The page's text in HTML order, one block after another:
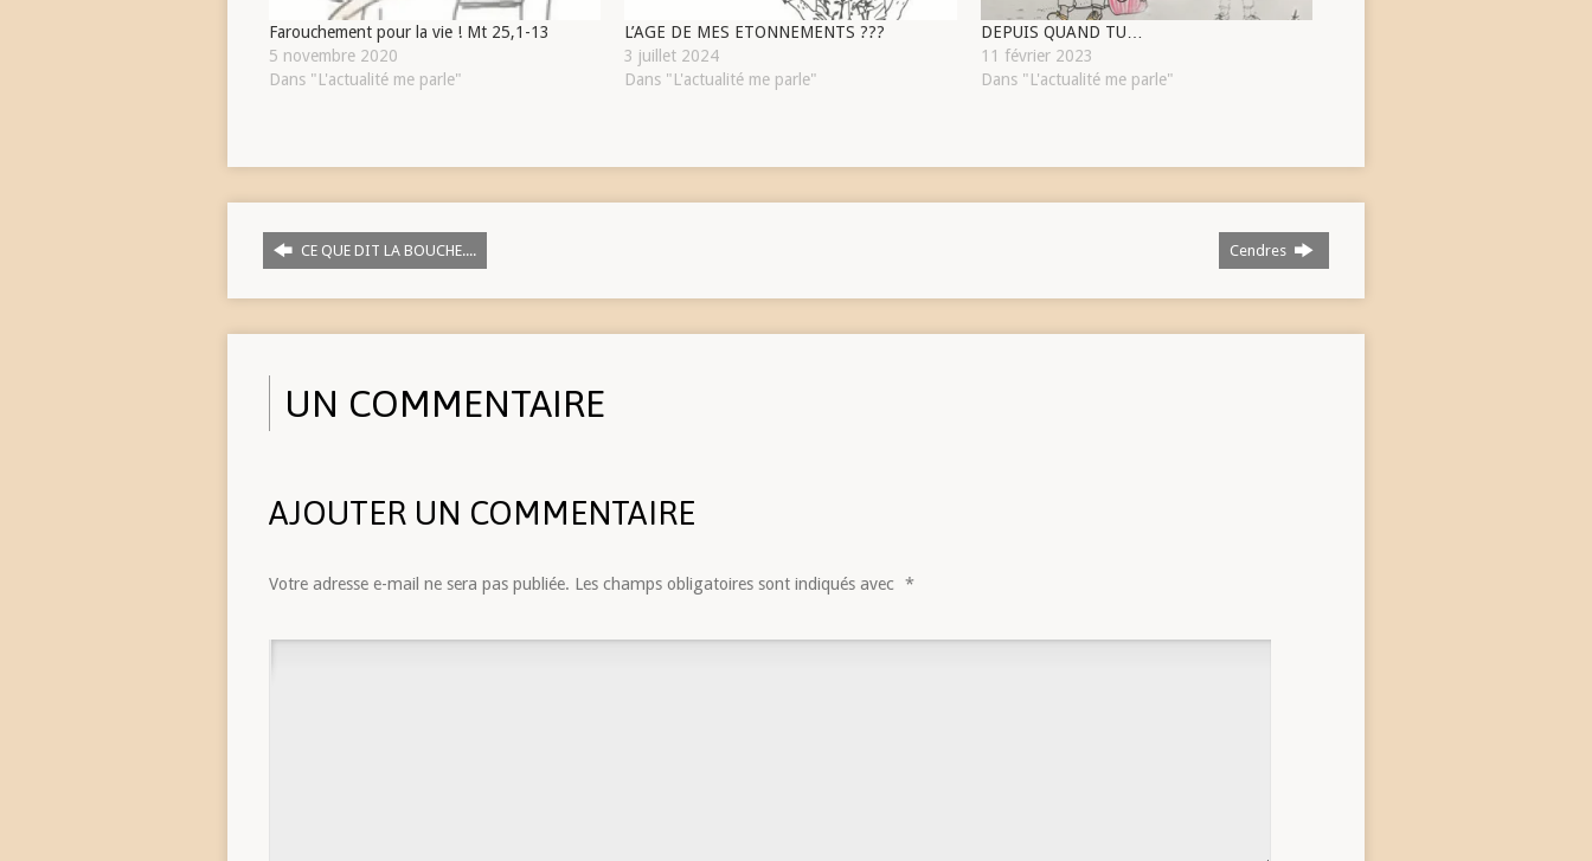
Farouchement pour la vie ! Mt 25,1-13
5 novembre 2020
Dans "L'actualité me parle"
L’AGE DE MES ETONNEMENTS ???
3 juillet 2024
Dans "L'actualité me parle"
DEPUIS QUAND TU…
11 février 2023
Dans "L'actualité me parle"
CE QUE DIT LA BOUCHE.... Cendres
UN COMMENTAIRE
AJOUTER UN COMMENTAIRE
Votre adresse e-mail ne sera pas publiée. Les champs obligatoires sont indiqués avec *